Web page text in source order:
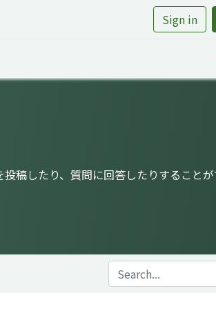
Sign in
稿したり、質問に回答したりすることが